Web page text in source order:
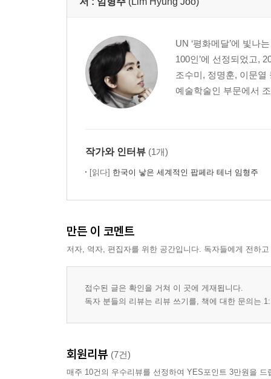
대중을 지향하는 21세기형 클래식, 팝페라 / 냉정
꽃집 남자는 그 뒤에 어떻게 되었을까 / 한쪽 발은
누구에게나 숨기고 싶은 비밀은 있다 / 1004명의
엄마가 본 형주 이야기
책을 삶의 지도 교사로, 영화를 인생의 안내자로
UN ‘평화메달’에 빛나
100인’에 선정되었고,
조수미, 정명훈, 이문열
예술학술인 부문에서
작가와 인터뷰 (1개)
[읽다] 한국이 낳은 세계적인 팝페라 테너 임형주
만든 이 코멘트
저자, 역자, 편집자를 위한 공간입니다. 독자들에게 전하
접수된 글은 확인을 거쳐 이 곳에 게재됩니다.
독자 분들의 리뷰는 리뷰 쓰기를, 책에 대한 문의는
회원리뷰 (7건)
매주 10건의 우수리뷰를 선정하여 YES포인트 3만원을 드